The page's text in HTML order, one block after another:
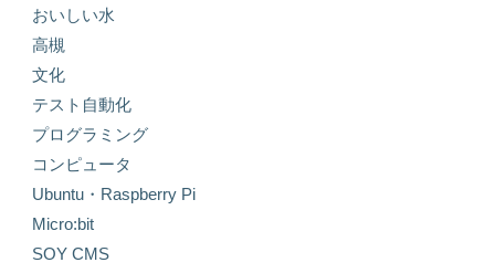
おいしい水
高槻
文化
テスト自動化
プログラミング
コンピュータ
Ubuntu・Raspberry Pi
Micro:bit
SOY CMS